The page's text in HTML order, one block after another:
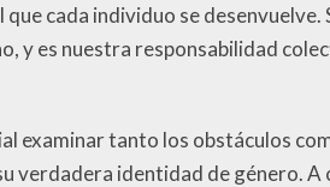
cada individuo se
y es nuestra responsabilidad
examinar tanto los obstáculos
verdadera identidad de género.